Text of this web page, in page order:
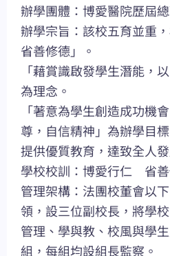
辦學團體：博愛醫院歷屆
辦學宗旨：該校五育並重
省善修德」。
「藉賞識啟發學生潛能，
為理念。
「著意為學生創造成功機
尊，自信精神」為辦學目標
提供優質教育，達致全人發
學校校訓：博愛行仁 省
管理架構：法團校董會以
領，設三位副校長，將學
管理、學與教、校風與學
組，每組均設組長監察。